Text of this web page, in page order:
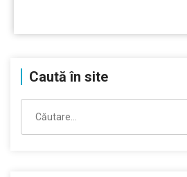
Caută în site
după: